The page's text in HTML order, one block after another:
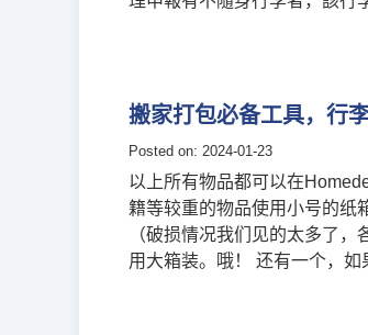
搬家打包必备工具，行
Posted on: 2024-01-23
以上所有物品都可以在
籍等较重的物品使用小号的纸
（破损情况我们见的太多了
用大箱装。哦！ 还有一个，